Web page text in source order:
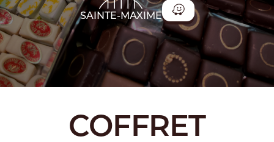
SAINTE-MAXIME
COFFRET